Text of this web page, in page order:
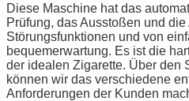
Diese Maschine hat das
Prüfung, das Ausstoßen und
Störungsfunktionen und von
bequemerwartung. Es ist die
der idealen Zigarette. Über den
können wir das verschiedene
Anforderungen der Kunden